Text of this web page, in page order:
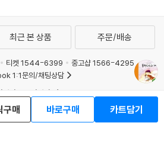
구매 바로구매 카트담기
최근 본 상품 주문/배송
티켓 1544-6399
중고샵 1566-4295
1:1문의/채팅상담
십사(주) 사업자 정보
인정보처리방침
청소년보호정책
회사소개
거래처관계자께